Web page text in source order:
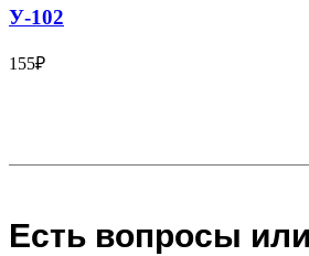
У-102
155₽
Есть вопросы